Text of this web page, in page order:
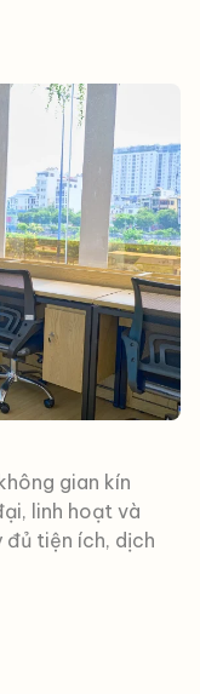
gian kín
linh hoạt và
tiện ích, dịch